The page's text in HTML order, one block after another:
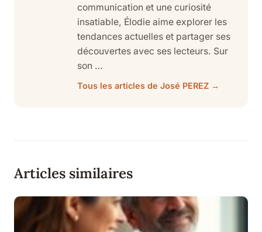
communication et une curiosité
insatiable, Élodie aime explorer les
tendances actuelles et partager ses
découvertes avec ses lecteurs. Sur
son …
Tous les articles de José PEREZ →
Articles similaires